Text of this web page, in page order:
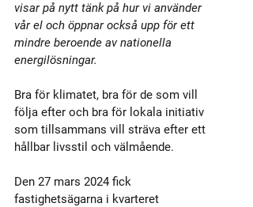
visar på nytt tänk på hur vi använder
vår el och öppnar också upp för ett
mindre beroende av nationella
energilösningar.
Bra för klimatet, bra för de som vill
följa efter och bra för lokala initiativ
som tillsammans vill sträva efter ett
hållbar livsstil och välmående.
Den 27 mars 2024 fick
fastighetsägarna i kvarteret